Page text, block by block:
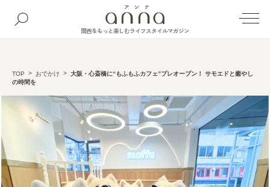
関西をもっと楽しむライフスタイルマガジン
TOP おでかけ
大阪・心斎橋に“もふもふカフェ”プレオープン！ サモエドと癒やし
の時間を